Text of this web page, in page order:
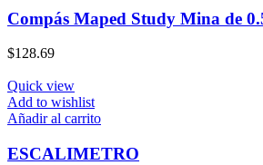
Compás Maped Study Mina de
$128.69
Quick view
Add to wishlist
Añadir al carrito
ESCALIMETRO